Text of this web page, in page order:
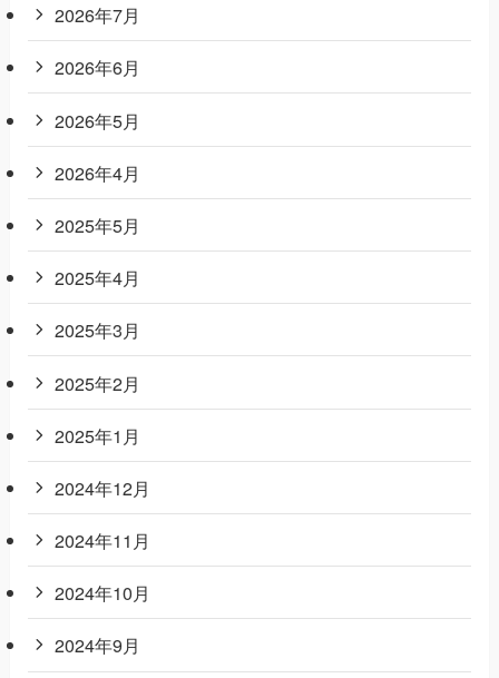
2026年7月
2026年6月
2026年5月
2026年4月
2025年5月
2025年4月
2025年3月
2025年2月
2025年1月
2024年12月
2024年11月
2024年10月
2024年9月